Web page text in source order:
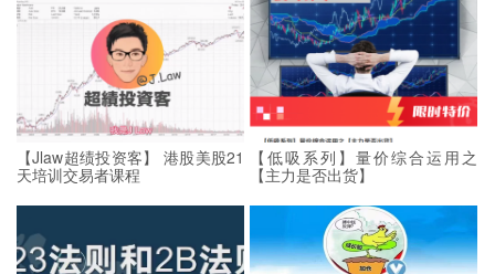
【Jlaw超绩投资客】 港股美股21
天培训交易者课程
【低吸系列】量价综合运用之
【主力是否出货】